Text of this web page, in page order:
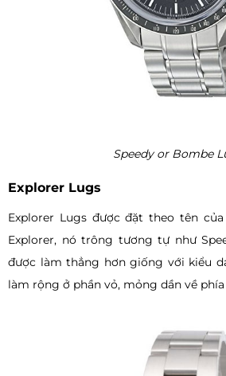
Speedy or Bombe
Explorer Lugs
Explorer Lugs được đặt theo tên
Explorer, nó trông tương tự như
được làm thẳng hơn giống với kiểu
làm rộng ở phần vỏ, mỏng dần về phía